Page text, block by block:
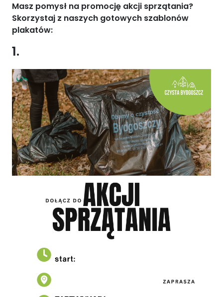
Masz pomysł na promocję akcji sprzątania?
Skorzystaj z naszych gotowych szablonów
plakatów:
1.